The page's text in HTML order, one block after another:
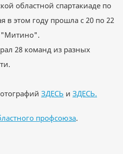
областной спартакиаде по
в этом году прошла с 20 по 22
"Митино".
28 команд из разных
ЗДЕСЬ и ЗДЕСЬ.
профсоюза.